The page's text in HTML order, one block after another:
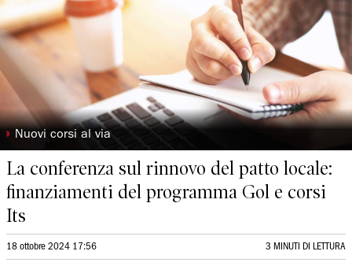
◗ Nuovi corsi al via
La conferenza sul rinnovo del patto locale:
finanziamenti del programma Gol e corsi
Its
18 ottobre 2024 17:56 3 MINUTI DI LETTURA